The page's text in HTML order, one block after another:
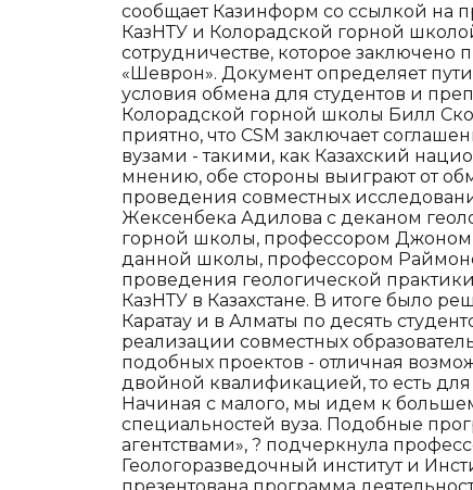
сообщает Казинформ со ссылкой на
КазНТУ и Колорадской горной
сотрудничестве, которое
«Шеврон». Документ определяет
условия обмена для студентов и
Колорадской горной школы Билл
приятно, что CSM заключает
вузами - такими, как Казахский
мнению, обе стороны выиграют от
проведения совместных
Жексенбека Адилова с деканом
горной школы, профессором Джоном
данной школы, профессором
проведения геологической
КазНТУ в Казахстане. В итоге было
Каратау и в Алматы по десять
реализации совместных
подобных проектов - отличная
двойной квалификацией, то есть
Начиная с малого, мы идем к
специальностей вуза. Подобные
агентствами», ? подчеркнула
Геологоразведочный институт и